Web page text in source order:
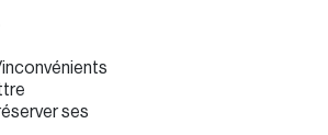
ses